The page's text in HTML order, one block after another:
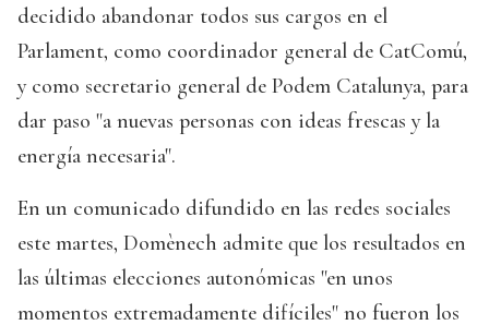
decidido abandonar todos sus cargos en el
Parlament, como coordinador general de CatComú,
y como secretario general de Podem Catalunya, para
dar paso "a nuevas personas con ideas frescas y la
energía necesaria".
En un comunicado difundido en las redes sociales
este martes, Domènech admite que los resultados en
las últimas elecciones autonómicas "en unos
momentos extremadamente difíciles" no fueron los